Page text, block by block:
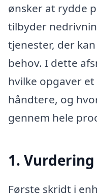
ønsker at rydde
tilbyder
tjenester, der
behov. I dette
hvilke opgaver
håndtere, og
gennem hele
1.
Første skridt i